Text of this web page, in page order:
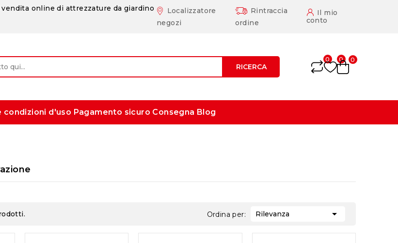
online di attrezzature da giardino
Localizzatore
negozi
Rintraccia
ordine
Il mio
conto
RICERCA
0 0 0
condizioni d'uso Pagamento sicuro Consegna Blog
Ordina per: Rilevanza 